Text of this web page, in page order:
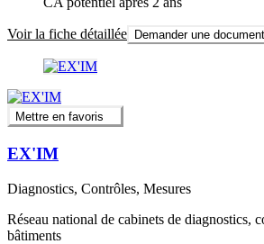
Voir la fiche détaillée Demander une
Mettre en favoris
EX'IM
Diagnostics, Contrôles, Mesures
Réseau national de cabinets de diagnostics,
bâtiments